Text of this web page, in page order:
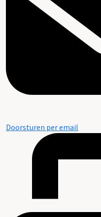
Doorsturen per email